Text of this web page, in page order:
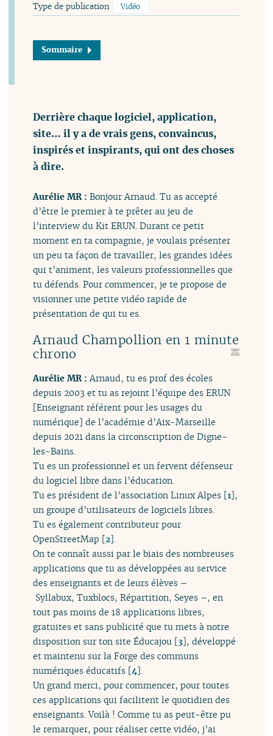
Type de publication Vidéo
Sommaire
Derrière chaque logiciel, application,
site… il y a de vrais gens, convaincus,
inspirés et inspirants, qui ont des choses
à dire.
Aurélie MR :Bonjour Arnaud. Tu as accepté
d’être le premier à te prêter au jeu de
l’interview du Kit ERUN. Durant ce petit
moment en ta compagnie, je voulais présenter
un peu ta façon de travailler, les grandes idées
qui t’animent, les valeurs professionnelles que
tu défends. Pour commencer, je te propose de
visionner une petite vidéo rapide de
présentation de qui tu es.
Arnaud Champollion en 1 minute
chrono
Aurélie MR :Arnaud, tu es prof des écoles
depuis 2003 et tu as rejoint l’équipe des ERUN
[Enseignant référent pour les usages du
numérique] de l’académie d’Aix-Marseille
depuis 2021 dans la circonscription de Digne-
les-Bains.
Tu es un professionnel et un fervent défenseur
du logiciel libre dans l’éducation.
Tu es président de l’association Linux Alpes [1],
un groupe d’utilisateurs de logiciels libres.
Tu es également contributeur pour
OpenStreetMap [2].
On te connaît aussi par le biais des nombreuses
applications que tu as développées au service
des enseignants et de leurs élèves –
Syllabux, Tuxblocs, Répartition, Seyes –, en
tout pas moins de 18 applications libres,
gratuites et sans publicité que tu mets à notre
disposition sur ton site Éducajou [3], développé
et maintenu sur la Forge des communs
numériques éducatifs [4].
Un grand merci, pour commencer, pour toutes
ces applications qui facilitent le quotidien des
enseignants. Voilà ! Comme tu as peut-être pu
le remarquer, pour réaliser cette vidéo, j’ai